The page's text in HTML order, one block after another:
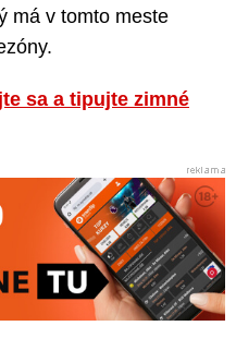
má v tomto meste
sa a tipujte zimné